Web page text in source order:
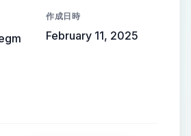
creating a sense of
end elegance.
作成日時
February 11, 2025